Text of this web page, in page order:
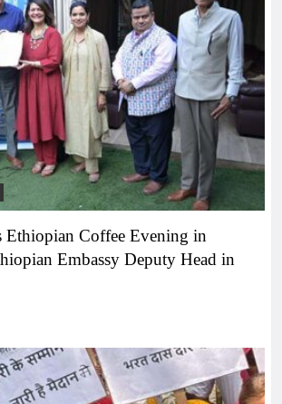
Ethiopian Coffee Evening in
Embassy Deputy Head in